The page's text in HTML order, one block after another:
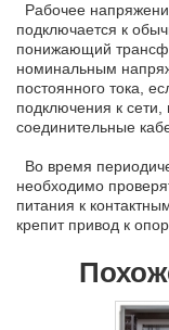
Рабочее
подключается к
понижающий
номинальным
постоянного тока,
подключения к сети,
соединительные
Во время
необходимо
питания к
крепит привод к